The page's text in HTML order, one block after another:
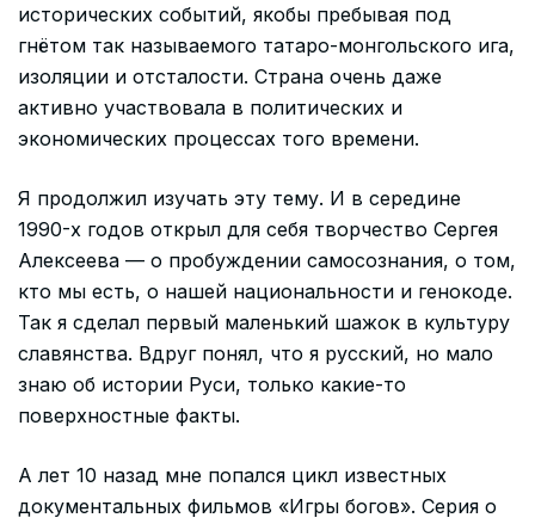
исторических событий, якобы пребывая под
гнётом так называемого татаро-монгольского ига,
изоляции и отсталости. Страна очень даже
активно участвовала в политических и
экономических процессах того времени.
Я продолжил изучать эту тему. И в середине
1990-х годов открыл для себя творчество Сергея
Алексеева — о пробуждении самосознания, о том,
кто мы есть, о нашей национальности и генокоде.
Так я сделал первый маленький шажок в культуру
славянства. Вдруг понял, что я русский, но мало
знаю об истории Руси, только какие-то
поверхностные факты.
А лет 10 назад мне попался цикл известных
документальных фильмов «Игры богов». Серия о